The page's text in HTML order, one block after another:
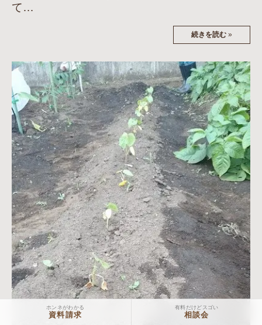
て…
続きを読む »
ホンネがわかる
資料請求
有料だけどスゴい
相談会